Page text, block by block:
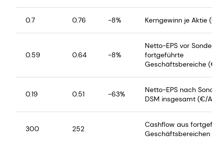
0.7 0.76 -8% Kerngewinn je Aktie
0.59 0.64 -8%
Netto-EPS vor
fortgeführte
Geschäftsbereiche (€/
0.19 0.51 -63%
Netto-EPS nach
DSM insgesamt (€/
300 252
Cashflow aus
Geschäftsbereichen